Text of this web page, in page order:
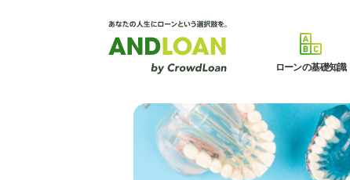
ローンの基礎知識